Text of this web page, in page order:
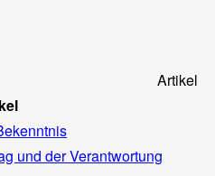
Artikel
und der Verantwortung